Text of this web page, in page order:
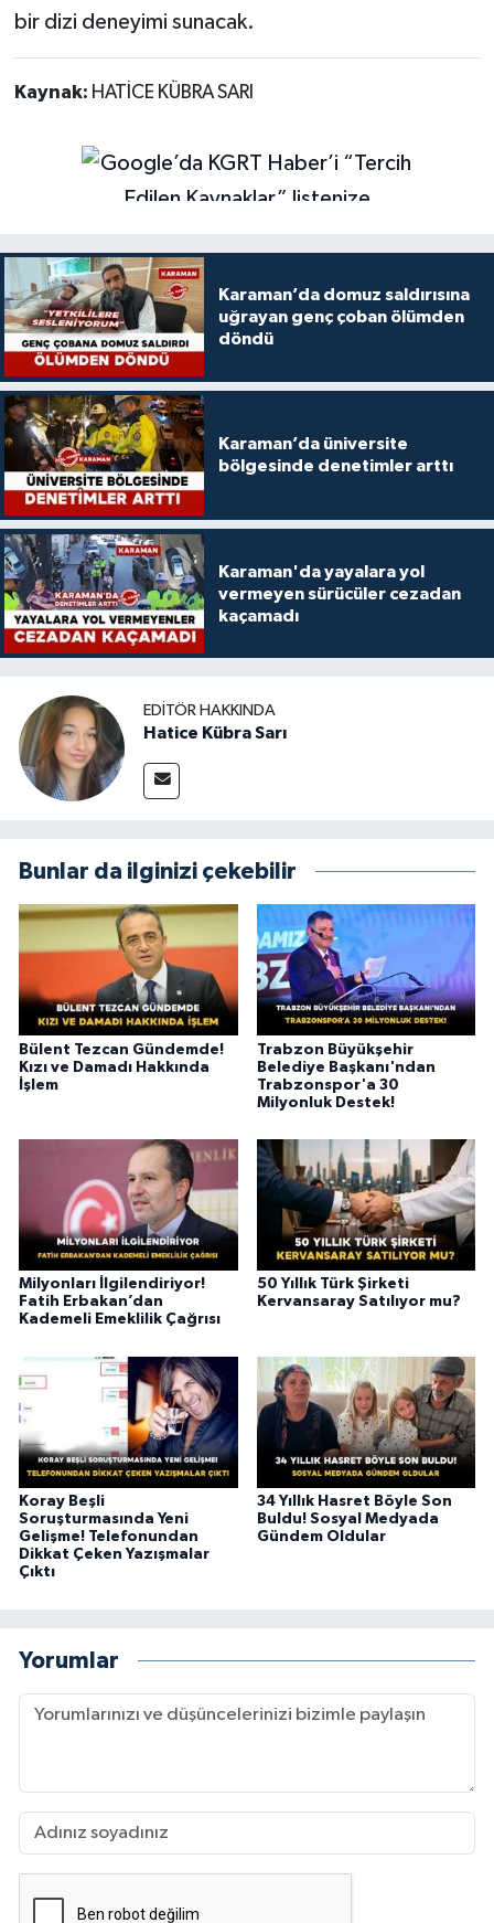
bir dizi deneyimi sunacak.
Kaynak: HATİCE KÜBRA SARI
Karaman’da domuz saldırısına
uğrayan genç çoban ölümden
döndü
Karaman’da üniversite
bölgesinde denetimler arttı
Karaman'da yayalara yol
vermeyen sürücüler cezadan
kaçamadı
EDITÖR HAKKINDA
Hatice Kübra Sarı
Bunlar da ilginizi çekebilir
Bülent Tezcan Gündemde!
Kızı ve Damadı Hakkında
İşlem
Trabzon Büyükşehir
Belediye Başkanı'ndan
Trabzonspor'a 30
Milyonluk Destek!
Milyonları İlgilendiriyor!
Fatih Erbakan’dan
Kademeli Emeklilik Çağrısı
50 Yıllık Türk Şirketi
Kervansaray Satılıyor mu?
Koray Beşli
Soruşturmasında Yeni
Gelişme! Telefonundan
Dikkat Çeken Yazışmalar
Çıktı
34 Yıllık Hasret Böyle Son
Buldu! Sosyal Medyada
Gündem Oldular
Yorumlar